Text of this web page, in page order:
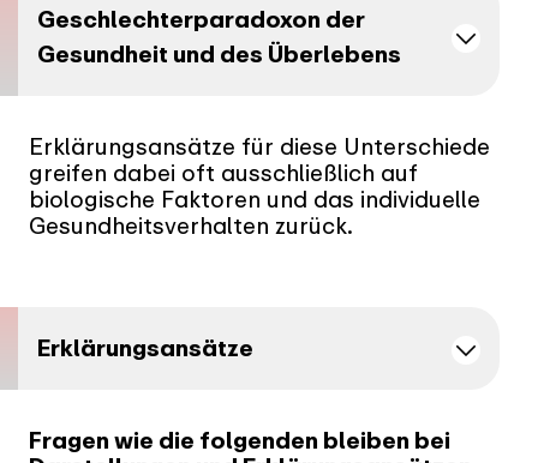
Geschlechterparadoxon der
Gesundheit und des Überlebens
Erklärungsansätze für diese Unterschiede
greifen dabei oft ausschließlich auf
biologische Faktoren und das individuelle
Gesundheitsverhalten zurück.
Erklärungsansätze
Fragen wie die folgenden bleiben bei